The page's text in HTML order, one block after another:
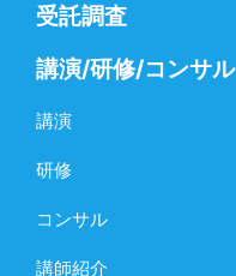
受託調査
講演/研修/コンサル
講演
研修
コンサル
講師紹介